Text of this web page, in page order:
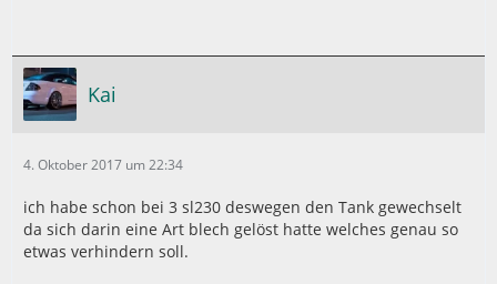
Kai
4. Oktober 2017 um 22:34
ich habe schon bei 3 sl230 deswegen den Tank gewechselt
da sich darin eine Art blech gelöst hatte welches genau so
etwas verhindern soll.